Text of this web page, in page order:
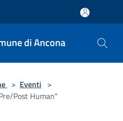
di Ancona
> Eventi >
Post Human"